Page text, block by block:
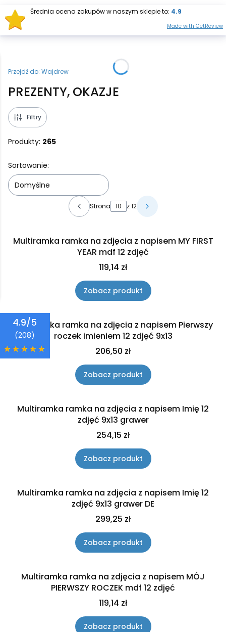
Otwórz
Przejdź do: Wajdrew
PREZENTY, OKAZJE
Filtry
Produkty: 265
Lista produktów
Sortowanie:
Domyślne
Poprzednie produkty
Strona z 12 Następne produkty
Multiramka ramka na zdjęcia z napisem MY FIRST
YEAR mdf 12 zdjęć
Cena
119,14 zł
Zobacz produkt
Multiramka ramka na zdjęcia z napisem Pierwszy
roczek imieniem 12 zdjęć 9x13
Cena
206,50 zł
Zobacz produkt
Multiramka ramka na zdjęcia z napisem Imię 12
zdjęć 9x13 grawer
Cena
254,15 zł
Zobacz produkt
Multiramka ramka na zdjęcia z napisem Imię 12
zdjęć 9x13 grawer DE
Cena
299,25 zł
Zobacz produkt
Multiramka ramka na zdjęcia z napisem MÓJ
PIERWSZY ROCZEK mdf 12 zdjęć
Cena
119,14 zł
Zobacz produkt
4.9/5
(208)
Średnia ocena zakupów w naszym sklepie to: 4.9
Made with GetReview